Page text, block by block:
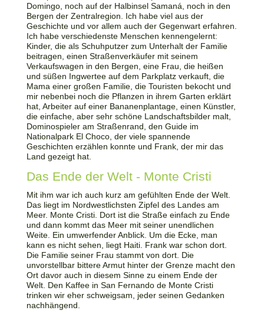
Domingo, noch auf der Halbinsel Samaná, noch in den
Bergen der Zentralregion. Ich habe viel aus der
Geschichte und vor allem auch der Gegenwart erfahren.
Ich habe verschiedenste Menschen kennengelernt:
Kinder, die als Schuhputzer zum Unterhalt der Familie
beitragen, einen Straßenverkäufer mit seinem
Verkaufswagen in den Bergen, eine Frau, die heißen
und süßen Ingwertee auf dem Parkplatz verkauft, die
Mama einer großen Familie, die Touristen bekocht und
mir nebenbei noch die Pflanzen in ihrem Garten erklärt
hat, Arbeiter auf einer Bananenplantage, einen Künstler,
die einfache, aber sehr schöne Landschaftsbilder malt,
Dominospieler am Straßenrand, den Guide im
Nationalpark El Choco, der viele spannende
Geschichten erzählen konnte und Frank, der mir das
Land gezeigt hat.
Das Ende der Welt - Monte Cristi
Mit ihm war ich auch kurz am gefühlten Ende der Welt.
Das liegt im Nordwestlichsten Zipfel des Landes am
Meer. Monte Cristi. Dort ist die Straße einfach zu Ende
und dann kommt das Meer mit seiner unendlichen
Weite. Ein umwerfender Anblick. Um die Ecke, man
kann es nicht sehen, liegt Haiti. Frank war schon dort.
Die Familie seiner Frau stammt von dort. Die
unvorstellbar bittere Armut hinter der Grenze macht den
Ort davor auch in diesem Sinne zu einem Ende der
Welt. Den Kaffee in San Fernando de Monte Cristi
trinken wir eher schweigsam, jeder seinen Gedanken
nachhängend.